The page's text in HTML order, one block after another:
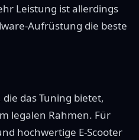
Leistung ist allerdings
Aufrüstung die beste
das Tuning bietet,
legalen Rahmen. Für
hochwertige E-Scooter